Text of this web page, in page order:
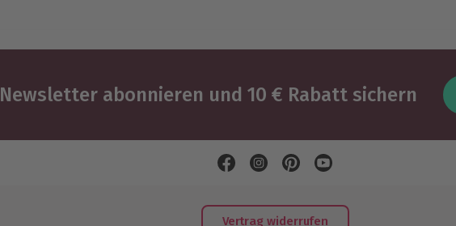
Newsletter abonnieren und 10 € Rabatt sichern
Vertrag widerrufen